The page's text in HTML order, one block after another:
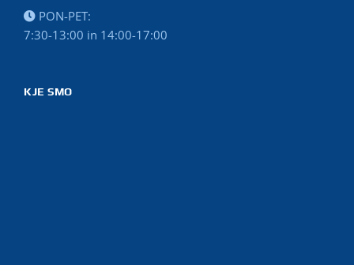
PON-PET:
7:30-13:00 in 14:00-17:00
KJE SMO